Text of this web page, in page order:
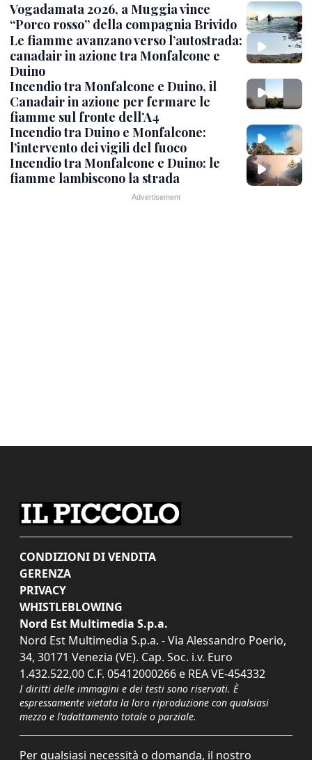
Vogadamata 2026, a Muggia vince
“Porco rosso” della compagnia Brivido
Le fiamme avanzano verso l’autostrada:
canadair in azione tra Monfalcone e
Duino
Incendio tra Monfalcone e Duino, il
Canadair in azione per fermare le
fiamme sul fronte dell’A4
Incendio tra Duino e Monfalcone:
l’intervento dei vigili del fuoco
Incendio tra Monfalcone e Duino: le
fiamme lambiscono la strada
CONDIZIONI DI VENDITA
GERENZA
PRIVACY
WHISTLEBLOWING
Nord Est Multimedia S.p.a.
Nord Est Multimedia S.p.a. - Via Alessandro Poerio,
34, 30171 Venezia (VE). Cap. Soc. i.v. Euro
1.432.522,00 C.F. 05412000266 e REA VE-454332
I diritti delle immagini e dei testi sono riservati. È
espressamente vietata la loro riproduzione con qualsiasi
mezzo e l'adattamento totale o parziale.
Per qualsiasi necessità o domanda, il nostro